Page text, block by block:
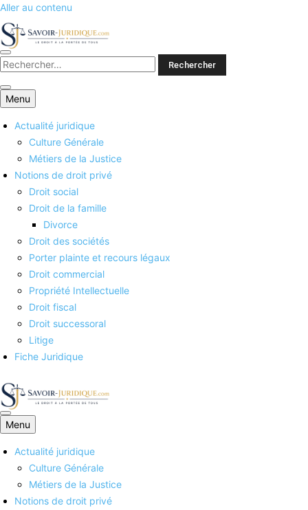
Aller au contenu
Savoirs juridiques
Menu
Actualité juridique
Culture Générale
Métiers de la Justice
Notions de droit privé
Droit social
Droit de la famille
Divorce
Droit des sociétés
Porter plainte et recours légaux
Droit commercial
Propriété Intellectuelle
Droit fiscal
Droit successoral
Litige
Fiche Juridique
Savoirs juridiques
Menu
Actualité juridique
Culture Générale
Métiers de la Justice
Notions de droit privé